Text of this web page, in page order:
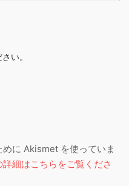
い。
に Akismet を使っていま
細はこちらをご覧くださ